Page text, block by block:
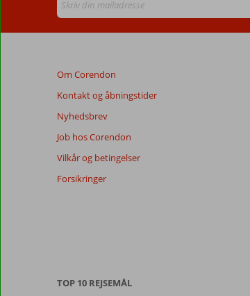
er
ældre
end
vises
ikke
længere
for
sikre
relevansen
de
Om Corendon
Kontakt og åbningstider
Nyhedsbrev
Job hos Corendon
Vilkår og betingelser
Forsikringer
TOP 10 REJSEMÅL